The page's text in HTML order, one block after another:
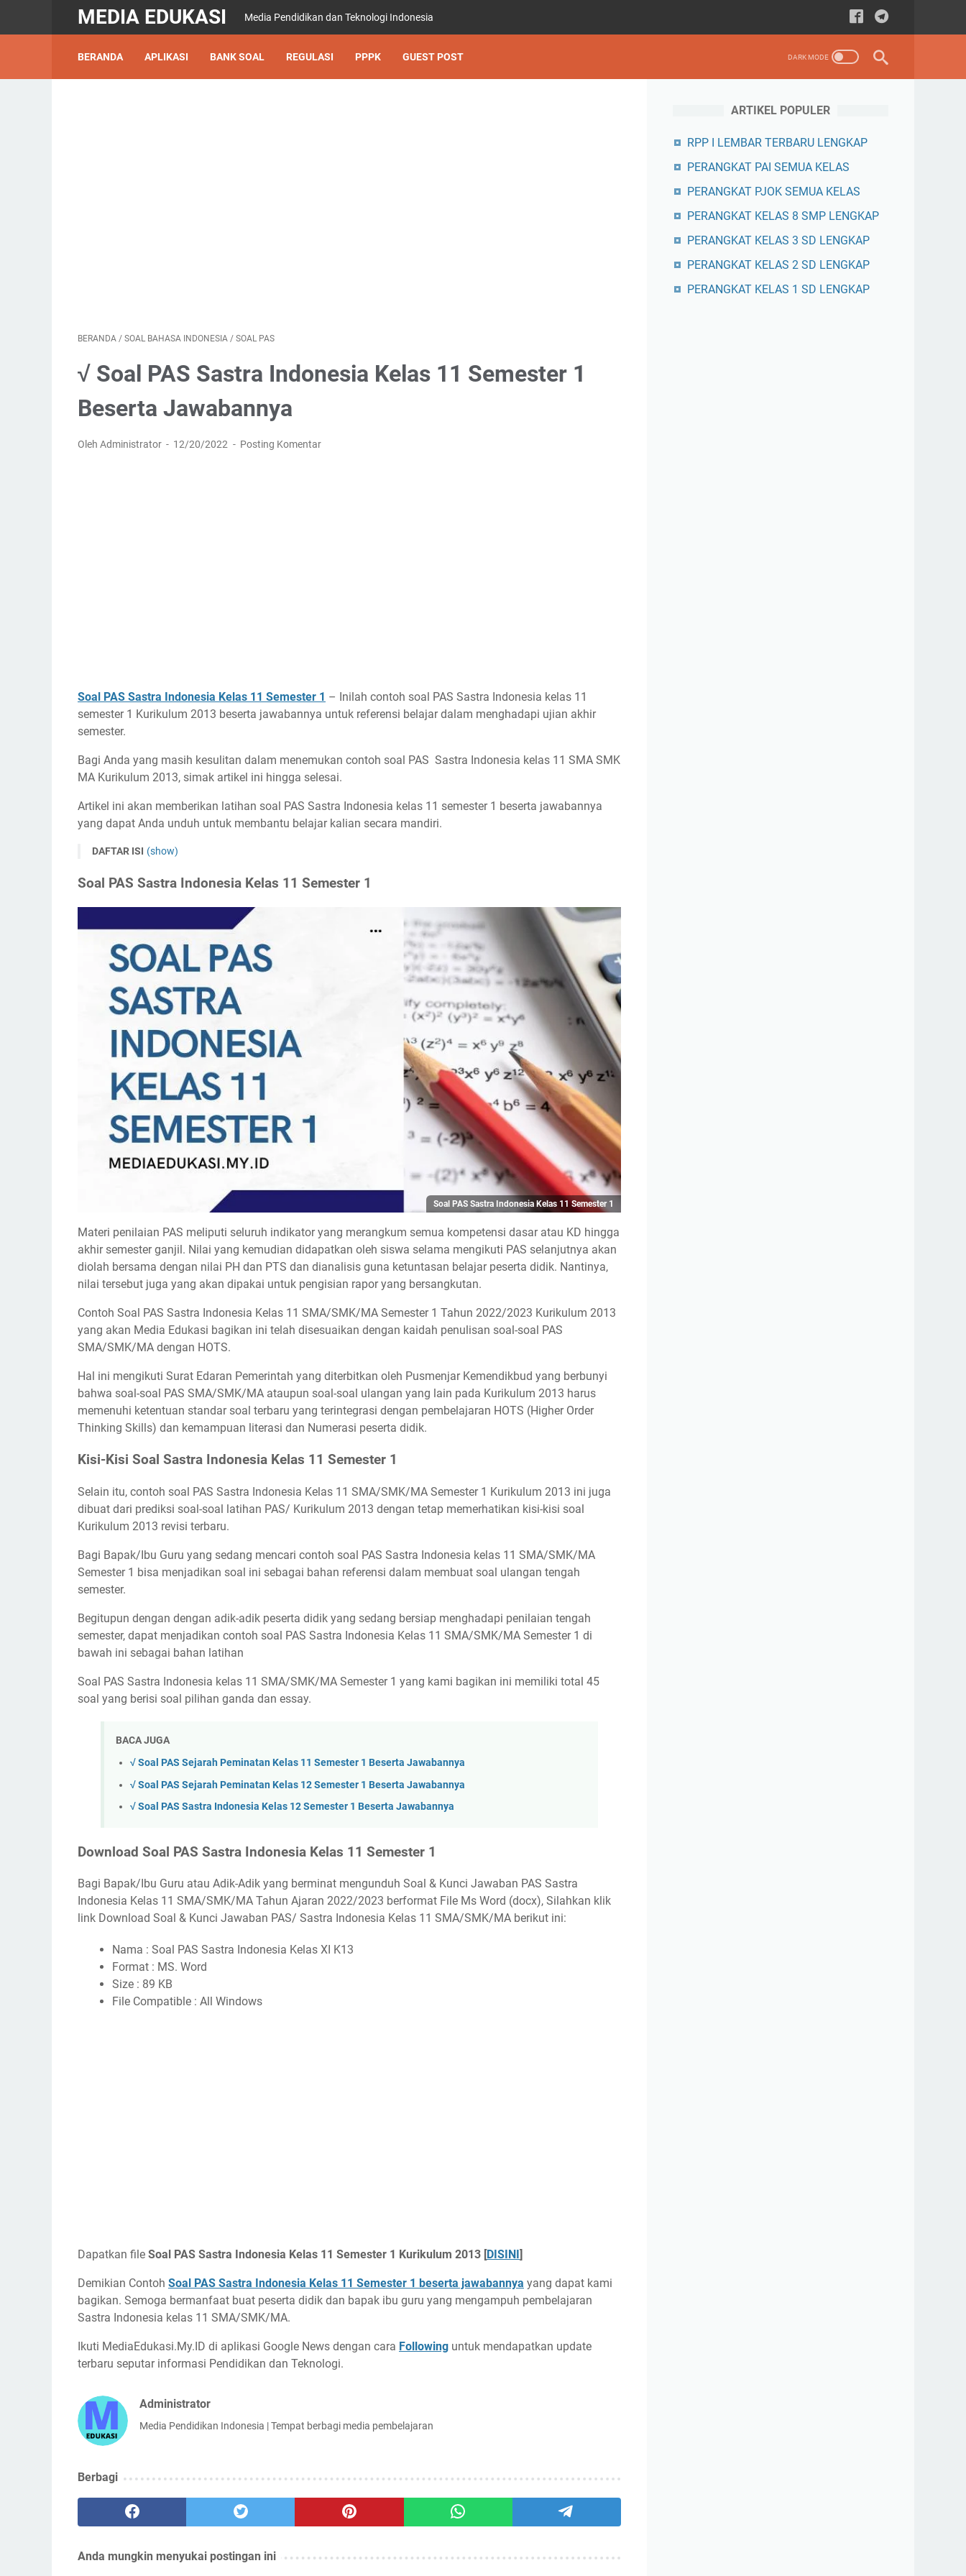
MEDIA EDUKASI Media Pendidikan dan Teknologi Indonesia
BERANDA APLIKASI BANK SOAL REGULASI PPPK GUEST POST
BERANDA / SOAL BAHASA INDONESIA / SOAL PAS
√ Soal PAS Sastra Indonesia Kelas 11 Semester 1
Beserta Jawabannya
Oleh Administrator 12/20/2022 Posting Komentar
Soal PAS Sastra Indonesia Kelas 11 Semester 1 – Inilah contoh soal PAS Sastra Indonesia kelas 11
semester 1 Kurikulum 2013 beserta jawabannya untuk referensi belajar dalam menghadapi ujian akhir
semester.
Bagi Anda yang masih kesulitan dalam menemukan contoh soal PAS Sastra Indonesia kelas 11 SMA SMK
MA Kurikulum 2013, simak artikel ini hingga selesai.
Artikel ini akan memberikan latihan soal PAS Sastra Indonesia kelas 11 semester 1 beserta jawabannya
yang dapat Anda unduh untuk membantu belajar kalian secara mandiri.
DAFTAR ISI (show)
Download Soal PAS Sastra Indonesia Kelas 11 Semester 1
Soal PAS Sastra Indonesia Kelas 11 Semester 1
Soal PAS Sastra Indonesia Kelas 11 Semester 1
Materi penilaian PAS meliputi seluruh indikator yang merangkum semua kompetensi dasar atau KD hingga
akhir semester ganjil. Nilai yang kemudian didapatkan oleh siswa selama mengikuti PAS selanjutnya akan
diolah bersama dengan nilai PH dan PTS dan dianalisis guna ketuntasan belajar peserta didik. Nantinya,
nilai tersebut juga yang akan dipakai untuk pengisian rapor yang bersangkutan.
Contoh Soal PAS Sastra Indonesia Kelas 11 SMA/SMK/MA Semester 1 Tahun 2022/2023 Kurikulum 2013
yang akan Media Edukasi bagikan ini telah disesuaikan dengan kaidah penulisan soal-soal PAS
SMA/SMK/MA dengan HOTS.
Hal ini mengikuti Surat Edaran Pemerintah yang diterbitkan oleh Pusmenjar Kemendikbud yang berbunyi
bahwa soal-soal PAS SMA/SMK/MA ataupun soal-soal ulangan yang lain pada Kurikulum 2013 harus
memenuhi ketentuan standar soal terbaru yang terintegrasi dengan pembelajaran HOTS (Higher Order
Thinking Skills) dan kemampuan literasi dan Numerasi peserta didik.
Kisi-Kisi Soal Sastra Indonesia Kelas 11 Semester 1
Selain itu, contoh soal PAS Sastra Indonesia Kelas 11 SMA/SMK/MA Semester 1 Kurikulum 2013 ini juga
dibuat dari prediksi soal-soal latihan PAS/ Kurikulum 2013 dengan tetap memerhatikan kisi-kisi soal
Kurikulum 2013 revisi terbaru.
Bagi Bapak/Ibu Guru yang sedang mencari contoh soal PAS Sastra Indonesia kelas 11 SMA/SMK/MA
Semester 1 bisa menjadikan soal ini sebagai bahan referensi dalam membuat soal ulangan tengah
semester.
Begitupun dengan dengan adik-adik peserta didik yang sedang bersiap menghadapi penilaian tengah
semester, dapat menjadikan contoh soal PAS Sastra Indonesia Kelas 11 SMA/SMK/MA Semester 1 di
bawah ini sebagai bahan latihan
Soal PAS Sastra Indonesia kelas 11 SMA/SMK/MA Semester 1 yang kami bagikan ini memiliki total 45
soal yang berisi soal pilihan ganda dan essay.
BACA JUGA
√ Soal PAS Sejarah Peminatan Kelas 11 Semester 1 Beserta Jawabannya
√ Soal PAS Sejarah Peminatan Kelas 12 Semester 1 Beserta Jawabannya
√ Soal PAS Sastra Indonesia Kelas 12 Semester 1 Beserta Jawabannya
Download Soal PAS Sastra Indonesia Kelas 11 Semester 1
Bagi Bapak/Ibu Guru atau Adik-Adik yang berminat mengunduh Soal & Kunci Jawaban PAS Sastra
Indonesia Kelas 11 SMA/SMK/MA Tahun Ajaran 2022/2023 berformat File Ms Word (docx), Silahkan klik
link Download Soal & Kunci Jawaban PAS/ Sastra Indonesia Kelas 11 SMA/SMK/MA berikut ini:
Nama : Soal PAS Sastra Indonesia Kelas XI K13
Format : MS. Word
Size : 89 KB
File Compatible : All Windows
Dapatkan file Soal PAS Sastra Indonesia Kelas 11 Semester 1 Kurikulum 2013 [DISINI ]
Demikian Contoh Soal PAS Sastra Indonesia Kelas 11 Semester 1 beserta jawabannya yang dapat kami
bagikan. Semoga bermanfaat buat peserta didik dan bapak ibu guru yang mengampuh pembelajaran
Sastra Indonesia kelas 11 SMA/SMK/MA.
Ikuti MediaEdukasi.My.ID di aplikasi Google News dengan cara Following untuk mendapatkan update
terbaru seputar informasi Pendidikan dan Teknologi.
Administrator
Media Pendidikan Indonesia | Tempat berbagi media pembelajaran
Berbagi
Anda mungkin menyukai postingan ini
ARTIKEL POPULER
RPP I LEMBAR TERBARU LENGKAP
PERANGKAT PAI SEMUA KELAS
PERANGKAT PJOK SEMUA KELAS
PERANGKAT KELAS 8 SMP LENGKAP
PERANGKAT KELAS 3 SD LENGKAP
PERANGKAT KELAS 2 SD LENGKAP
PERANGKAT KELAS 1 SD LENGKAP